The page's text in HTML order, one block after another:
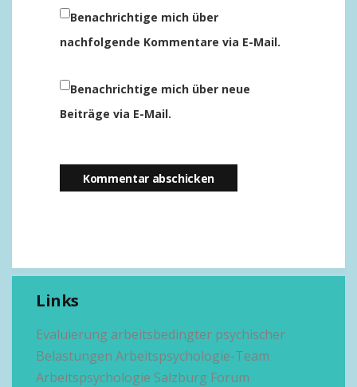
Benachrichtige mich über
nachfolgende Kommentare via E-Mail.
Benachrichtige mich über neue
Beiträge via E-Mail.
Links
Evaluierung arbeitsbedingter psychischer
Belastungen Arbeitspsychologie-Team
Arbeitspsychologie Salzburg Forum